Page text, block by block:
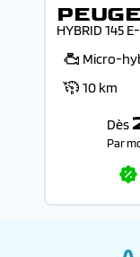
HYBRID 145
Micro-
10 km
Dès
Par